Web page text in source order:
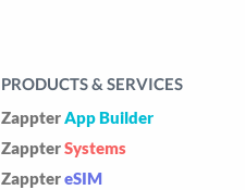
PRODUCTS & SERVICES
ZappterApp Builder
ZappterSystems
ZapptereSIM